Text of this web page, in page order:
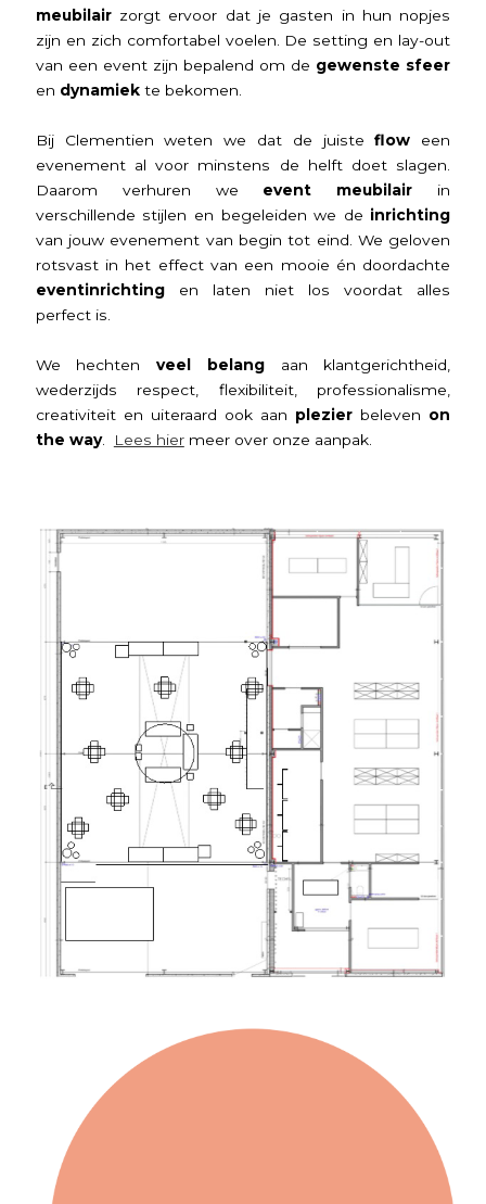
meubilairzorgt ervoor dat je gasten in hun nopjes
zijn en zich comfortabel voelen. De setting en lay-out
van een event zijn bepalend om de gewenste sfeer
en dynamiekte bekomen.
Bij Clementien weten we dat de juisteflow een
evenement al voor minstens de helft doet slagen.
Daarom verhuren we event meubilair in
verschillende stijlen en begeleiden we de inrichting
van jouw evenement van begin tot eind. We geloven
rotsvast in het effect van een mooie én doordachte
eventinrichting en laten niet los voordat alles
perfect is.
We hechtenveel belang aan klantgerichtheid,
wederzijds respect, flexibiliteit, professionalisme,
creativiteit en uiteraard ook aan plezier beleven on
the way. Lees hiermeer over onze aanpak.